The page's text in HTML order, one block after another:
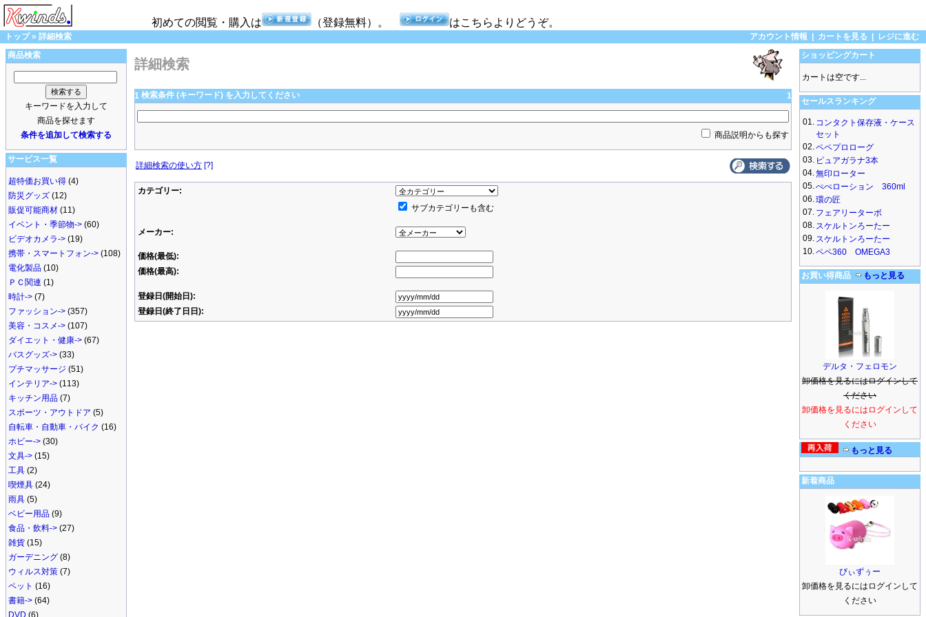
初めての閲覧・購入は （登録無料）。 はこちらよりどうぞ。
トップ» 詳細検索 アカウント情報 カートを見る
レジに進む
商品検索
キーワードを入力して
商品を探せます
条件を追加して検索する
サービス一覧
超特価お買い得 (4)
防災グッズ (12)
販促可能商材 (11)
イベント・季節物-> (60)
ビデオカメラ-> (19)
携帯・スマートフォン-> (108)
電化製品 (10)
ＰＣ関連 (1)
時計-> (7)
ファッション-> (357)
美容・コスメ-> (107)
ダイエット・健康-> (67)
バスグッズ-> (33)
プチマッサージ (51)
インテリア-> (113)
キッチン用品 (7)
スポーツ・アウトドア (5)
自転車・自動車・バイク (16)
ホビー-> (30)
文具-> (15)
工具 (2)
喫煙具 (24)
雨具 (5)
ベビー用品 (9)
食品・飲料-> (27)
雑貨 (15)
ガーデニング (8)
ウィルス対策 (7)
ペット (16)
書籍-> (64)
DVD (6)
詳細検索
1 検索条件 (キーワード) を入力してください 1
商品説明からも探す
詳細検索の使い方 [?]
カテゴリー:
サブカテゴリーも含む
メーカー:
価格(最低):
価格(最高):
登録日(開始日):
登録日(終了日日):
ショッピングカート
カートは空です...
セールスランキング
01. コンタクト保存液・ケース
セット
02.ペペプロローグ
03. ピュアガラナ3本
04.無印ローター
05.ぺぺローション 360ml
06.環の匠
07. フェアリーターボ
08. スケルトンろーたー
09. スケルトンろーたー
10.ペペ360 OMEGA3
お買い得商品 もっと見る
デルタ・フェロモン
卸価格を見るにはログインして
ください
卸価格を見るにはログインして
ください
もっと見る
新着商品
びぃずぅー
卸価格を見るにはログインして
ください